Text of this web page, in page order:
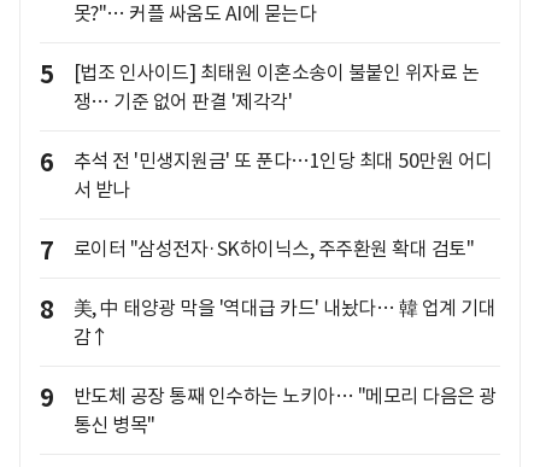
못?"… 커플 싸움도 AI에 묻는다
5
[법조 인사이드] 최태원 이혼소송이 불붙인 위자료 논
쟁… 기준 없어 판결 '제각각'
6
추석 전 '민생지원금' 또 푼다…1인당 최대 50만원 어디
서 받나
7 로이터 "삼성전자·SK하이닉스, 주주환원 확대 검토"
8
美, 中 태양광 막을 '역대급 카드' 내놨다… 韓 업계 기대
감↑
9
반도체 공장 통째 인수하는 노키아… "메모리 다음은 광
통신 병목"